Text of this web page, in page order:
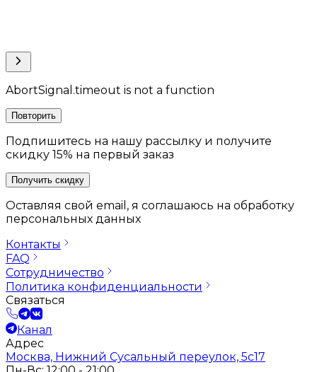
AbortSignal.timeout is not a function
Повторить
Подпишитесь на нашу рассылку и получите
скидку 15% на первый заказ
Получить скидку
Оставляя свой email, я соглашаюсь на обработку
персональных данных
Контакты
FAQ
Сотрудничество
Политика конфиденциальности
Связаться
Канал
Адрес
Москва, Нижний Сусальный переулок, 5с17